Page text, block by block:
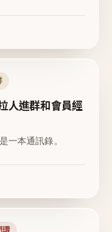
人進群和會員經
一本通訊錄。